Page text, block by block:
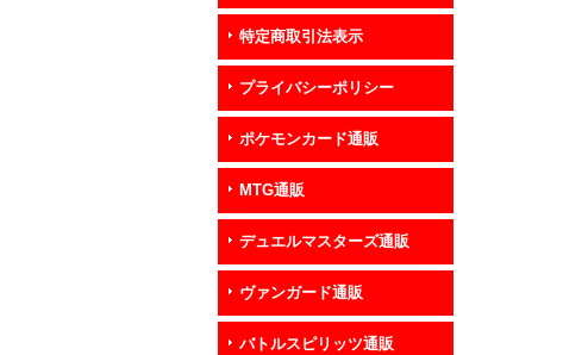
特定商取引法表示
プライバシーポリシー
ポケモンカード通販
MTG通販
デュエルマスターズ通販
ヴァンガード通販
バトルスピリッツ通販